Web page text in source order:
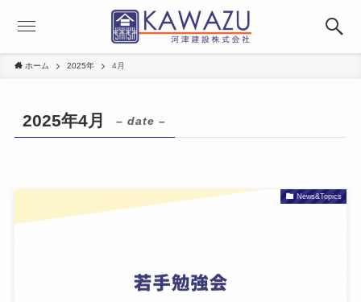
ホーム 2025年 4月
2025年4月 – date –
News&Topics